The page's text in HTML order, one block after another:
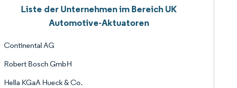
Liste der Unternehmen im Bereich UK
Automotive-Aktuatoren
Continental AG
Robert Bosch GmbH
Hella KGaA Hueck & Co.